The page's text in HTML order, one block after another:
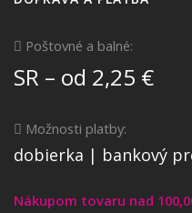
Poštovné a balné:
SR – od 2,25 €
Možnosti platby:
dobierka | bankový
Nákupom tovaru nad